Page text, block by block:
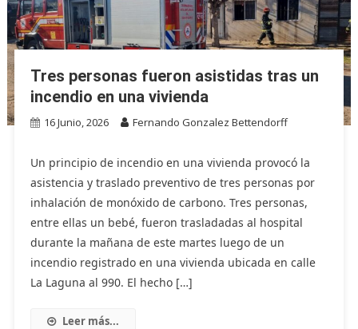
Tres personas fueron asistidas tras un
incendio en una vivienda
16 Junio, 2026 Fernando Gonzalez Bettendorff
Un principio de incendio en una vivienda provocó la
asistencia y traslado preventivo de tres personas por
inhalación de monóxido de carbono. Tres personas,
entre ellas un bebé, fueron trasladadas al hospital
durante la mañana de este martes luego de un
incendio registrado en una vivienda ubicada en calle
La Laguna al 990. El hecho […]
Leer más...